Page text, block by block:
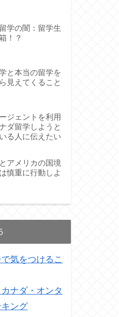
学の闇：留学生
！？
と本当の留学を
見えてくること
ジェントを利用
ダ留学しようと
る人に伝えたい
アメリカの国境
慎重に行動しよ
気をつけるこ
ナダ・オンタ
ング